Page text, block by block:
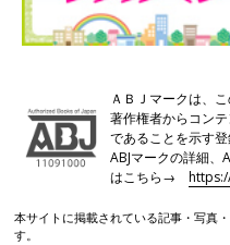
ＡＢＪマークは、
著作権者からコン
であることを示す
ABJマークの詳細、
はこちら→
本サイトに掲載されている記事・写真
す。